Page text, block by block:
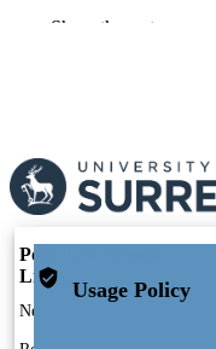
DETAILS
SERIES
PUBLISHER
PUBLICATION
Show the rest
Portal and Profile
Links
New search
Usage Policy